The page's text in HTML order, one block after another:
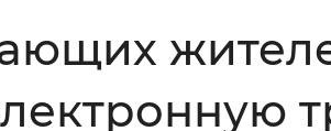
монохромный